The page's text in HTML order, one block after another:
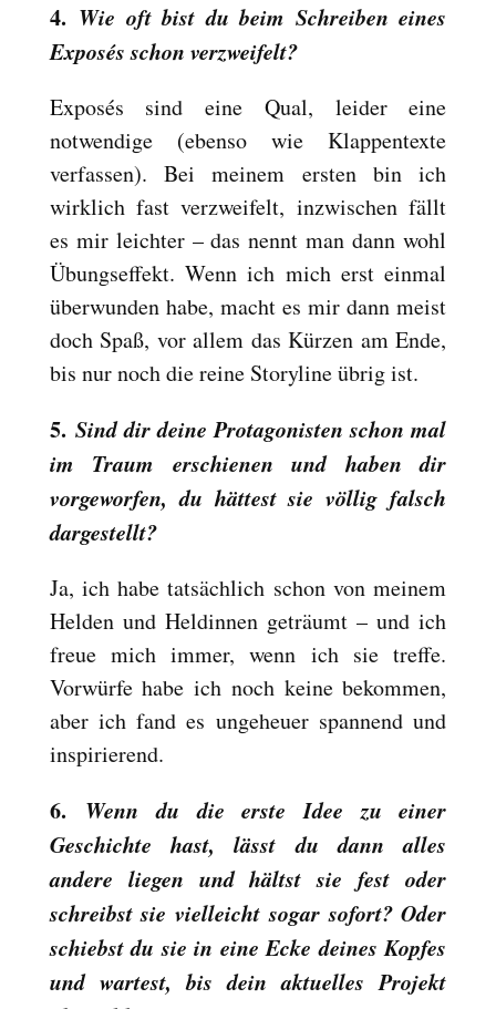
4. Wie oft bist du beim Schreiben eines
Exposés schon verzweifelt?
Exposés sind eine Qual, leider eine
notwendige (ebenso wie Klappentexte
verfassen). Bei meinem ersten bin ich
wirklich fast verzweifelt, inzwischen fällt
es mir leichter – das nennt man dann wohl
Übungseffekt. Wenn ich mich erst einmal
überwunden habe, macht es mir dann meist
doch Spaß, vor allem das Kürzen am Ende,
bis nur noch die reine Storyline übrig ist.
5. Sind dir deine Protagonisten schon mal
im Traum erschienen und haben dir
vorgeworfen, du hättest sie völlig falsch
dargestellt?
Ja, ich habe tatsächlich schon von meinem
Helden und Heldinnen geträumt – und ich
freue mich immer, wenn ich sie treffe.
Vorwürfe habe ich noch keine bekommen,
aber ich fand es ungeheuer spannend und
inspirierend.
6. Wenn du die erste Idee zu einer
Geschichte hast, lässt du dann alles
andere liegen und hältst sie fest oder
schreibst sie vielleicht sogar sofort? Oder
schiebst du sie in eine Ecke deines Kopfes
und wartest, bis dein aktuelles Projekt